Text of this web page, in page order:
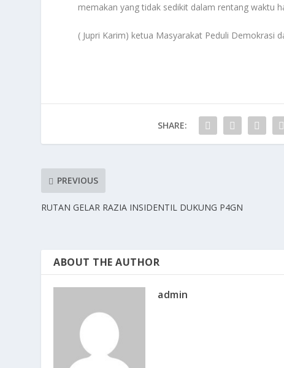
memakan yang tidak sedikit dalam rentang waktu
( Jupri Karim) ketua Masyarakat Peduli Demokrasi
SHARE:
PREVIOUS
RUTAN GELAR RAZIA INSIDENTIL DUKUNG P4GN
ABOUT THE AUTHOR
admin